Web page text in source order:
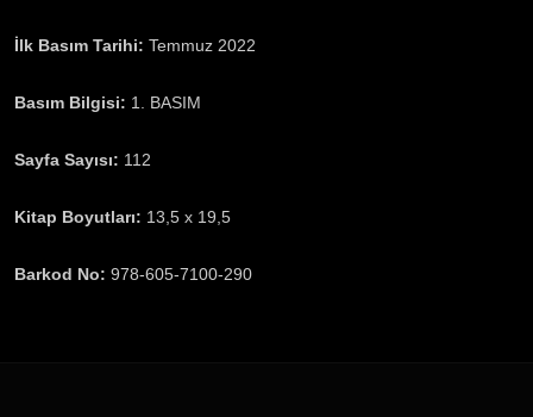
İlk Basım Tarihi: Temmuz 2022
Basım Bilgisi: 1. BASIM
Sayfa Sayısı: 112
Kitap Boyutları: 13,5 x 19,5
Barkod No: 978-605-7100-290